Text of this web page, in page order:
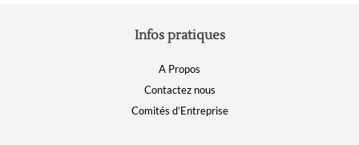
Infos pratiques
A Propos
Contactez nous
Comités d’Entreprise